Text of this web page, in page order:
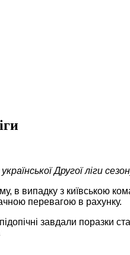
Другої ліги
в випадку з київською
перевагою в рахунку.
завдали поразки